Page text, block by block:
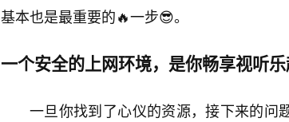
基本也是最重要的🔥一步😎。
一个安全的上网环境，是你畅享视听乐
一旦你找到了心仪的资源，接下来的问